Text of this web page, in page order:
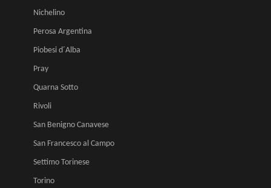
Nichelino
Perosa Argentina
Piobesi d´Alba
Pray
Quarna Sotto
Rivoli
San Benigno Canavese
San Francesco al Campo
Settimo Torinese
Torino